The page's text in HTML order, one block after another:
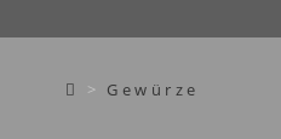
> Gewürze